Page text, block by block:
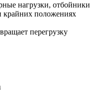
нагрузки, отбойники
положениях
перегрузку